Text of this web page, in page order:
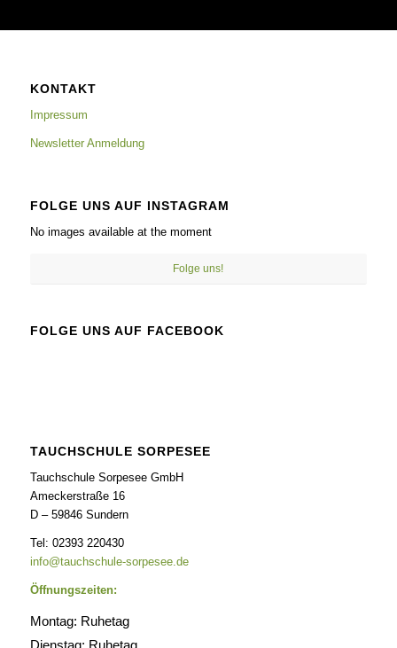
KONTAKT
Impressum
Newsletter Anmeldung
FOLGE UNS AUF INSTAGRAM
No images available at the moment
Folge uns!
FOLGE UNS AUF FACEBOOK
TAUCHSCHULE SORPESEE
Tauchschule Sorpesee GmbH
Ameckerstraße 16
D – 59846 Sundern
Tel: 02393 220430
info@tauchschule-sorpesee.de
Öffnungszeiten:
Montag: Ruhetag